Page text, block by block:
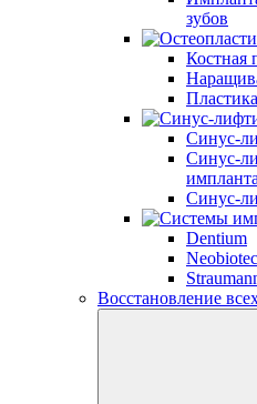
зубов
Костная
Синус-
Синус-
Синус-
Dentium
Восстановление